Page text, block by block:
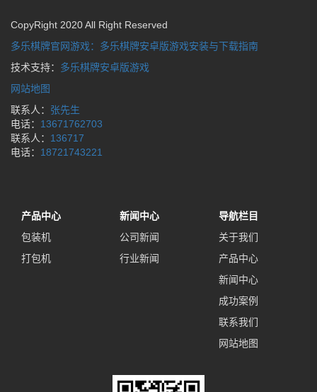
CopyRight 2020 All Right Reserved
多乐棋牌官网游戏：多乐棋牌安卓版游戏安装与下载指南
技术支持： 多乐棋牌安卓版游戏
网站地图
联系人： 张先生
电话： 13671762703
联系人： 136717
电话： 18721743221
产品中心
包装机
打包机
新闻中心
公司新闻
行业新闻
导航栏目
关于我们
产品中心
新闻中心
成功案例
联系我们
网站地图